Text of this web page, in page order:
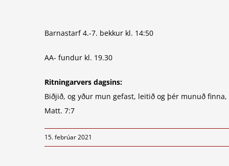
Barnastarf 4.-7. bekkur kl. 14:50
AA- fundur kl. 19.30
Ritningarvers dagsins:
Biðjið, og yður mun gefast, leitið og þér munuð
Matt. 7:7
15. febrúar 2021